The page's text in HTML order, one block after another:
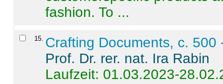
fashion. To ...
15 Crafting Documents, c. 500
Prof. Dr. rer. nat. Ira Rabin
Laufzeit: 01.03.2023-